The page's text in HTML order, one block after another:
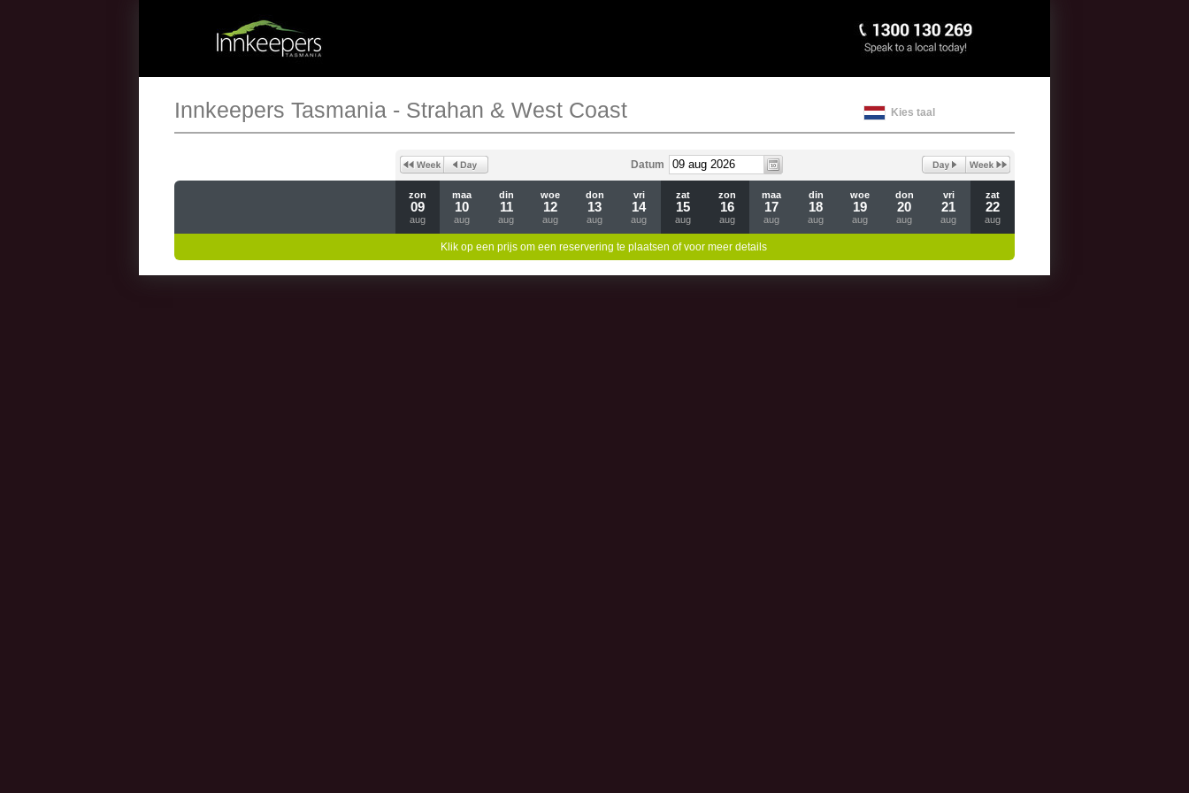
Kies taal
Innkeepers Tasmania - Strahan & West Coast
Datum
zon
09
aug
maa
10
aug
din
11
aug
woe
12
aug
don
13
aug
vri
14
aug
zat
15
aug
zon
16
aug
maa
17
aug
din
18
aug
woe
19
aug
don
20
aug
vri
21
aug
zat
22
aug
Klik op een prijs om een reservering te plaatsen of voor meer details